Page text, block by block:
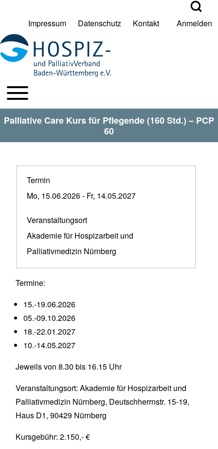
Suche Schließen
Suche
User account menu
Impressum Datenschutz Kontakt Anmelden
HPV BW Hauptmenu
Toggle main menu
Palliative Care Kurs für Pflegende (160 Std.) – PCP
60
Termin
Mo, 15.06.2026- Fr, 14.05.2027
Veranstaltungsort
Akademie für Hospizarbeit und
Palliativmedizin Nürnberg
Termine:
15.-19.06.2026
05.-09.10.2026
18.-22.01.2027
10.-14.05.2027
Jeweils von 8.30 bis 16.15 Uhr
Veranstaltungsort: Akademie für Hospizarbeit und
Palliativmedizin Nürnberg, Deutschherrnstr. 15-19,
Haus D1, 90429 Nürnberg
Kursgebühr: 2.150,- €